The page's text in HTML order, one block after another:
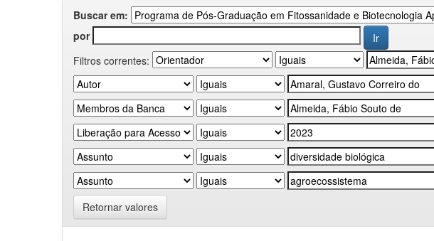
Buscar em:
por
Filtros correntes:
Retornar valores